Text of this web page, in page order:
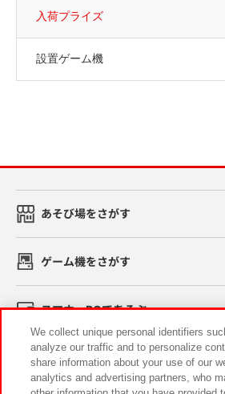
入荷プライズ
設置ゲーム機
あそび場をさがす
ゲーム機をさがす
スマホ・PCであそぶ
イベント・キャンペーン
We collect unique personal identifiers
analyze our traffic and to personalize
share information about your use of our
analytics and advertising partners, who